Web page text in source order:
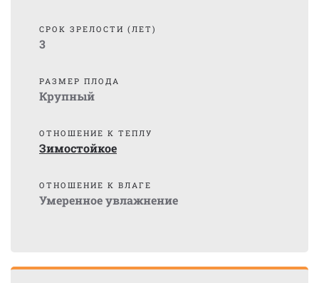
СРОК ЗРЕЛОСТИ (ЛЕТ)
3
РАЗМЕР ПЛОДА
Крупный
ОТНОШЕНИЕ К ТЕПЛУ
Зимостойкое
ОТНОШЕНИЕ К ВЛАГЕ
Умеренное увлажнение